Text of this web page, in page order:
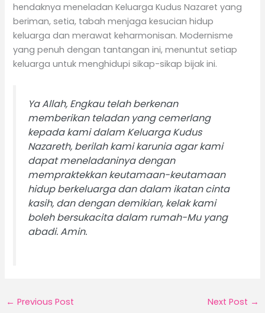
hendaknya meneladan Keluarga Kudus Nazaret yang
beriman, setia, tabah menjaga kesucian hidup
keluarga dan merawat keharmonisan. Modernisme
yang penuh dengan tantangan ini, menuntut setiap
keluarga untuk menghidupi sikap-sikap bijak ini.
Ya Allah, Engkau telah berkenan
memberikan teladan yang cemerlang
kepada kami dalam Keluarga Kudus
Nazareth, berilah kami karunia agar kami
dapat meneladaninya dengan
mempraktekkan keutamaan-keutamaan
hidup berkeluarga dan dalam ikatan cinta
kasih, dan dengan demikian, kelak kami
boleh bersukacita dalam rumah-Mu yang
abadi. Amin.
← Previous Post Next Post →